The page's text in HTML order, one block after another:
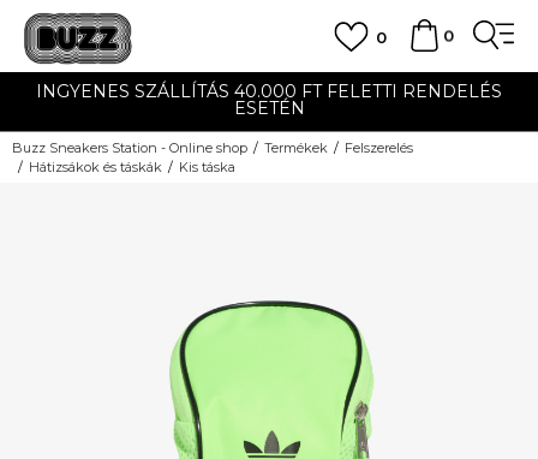
0
0
INGYENES SZÁLLÍTÁS 40.000 FT FELETTI RENDELÉS
ESETÉN
Buzz Sneakers Station - Online shop Termékek
Felszerelés
Hátizsákok és táskák
Kis táska